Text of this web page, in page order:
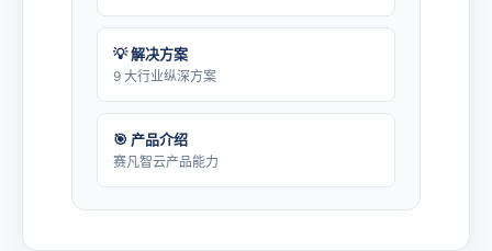
💡 解决方案
9 大行业纵深方案
🎯 产品介绍
赛凡智云产品能力